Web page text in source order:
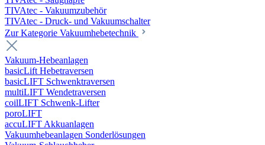
TIVAtec - Vakuumzubehör
TIVAtec - Druck- und Vakuumschalter
Zur Kategorie Vakuumhebetechnik
Vakuum-Hebeanlagen
basicLift Hebetraversen
basicLIFT Schwenktraversen
multiLIFT Wendetraversen
coilLIFT Schwenk-Lifter
poroLIFT
accuLIFT Akkuanlagen
Vakuumhebeanlagen Sonderlösungen